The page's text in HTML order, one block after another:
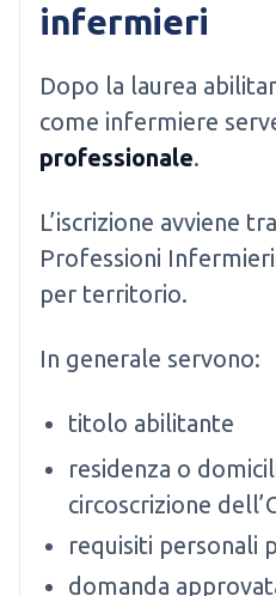
infermieri
Dopo la laurea
come infermiere
professionale.
L’iscrizione avviene
Professioni
per territorio.
In generale servono:
titolo abilitante
residenza o
circoscrizione
requisiti personali
domanda